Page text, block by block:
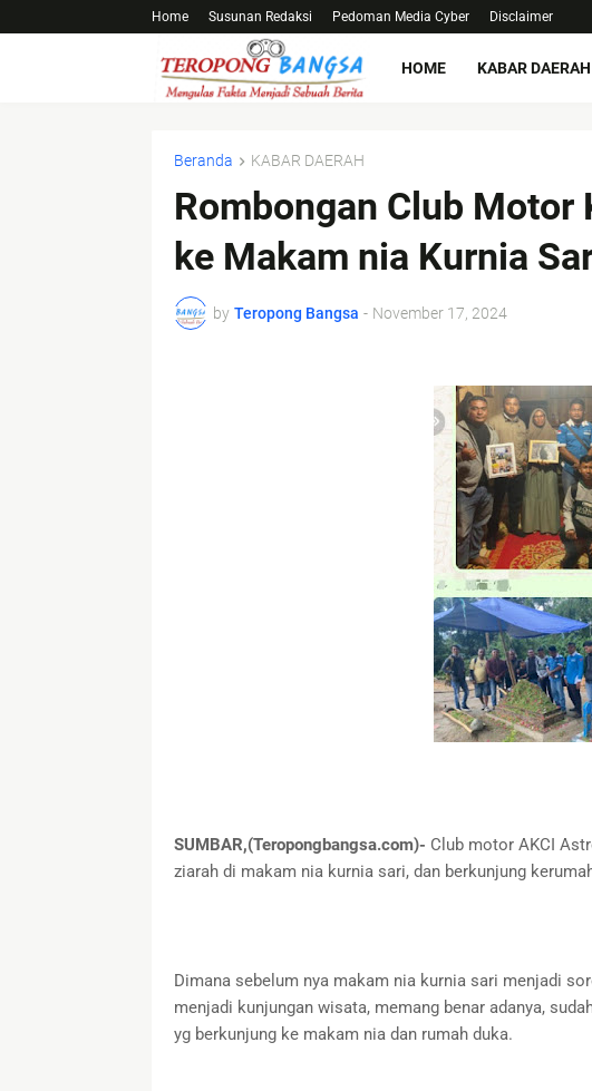
Home Susunan Redaksi Pedoman Media Cyber Disclaimer
HOME KABAR DAERAH
Beranda KABAR DAERAH
Rombongan Club Motor
ke Makam nia Kurnia
by Teropong Bangsa - November 17, 2024
SUMBAR,(Teropongbangsa.com)- Club motor AKCI
ziarah di makam nia kurnia sari, dan berkunjung
Dimana sebelum nya makam nia kurnia sari menjadi
menjadi kunjungan wisata, memang benar adanya,
yg berkunjung ke makam nia dan rumah duka.